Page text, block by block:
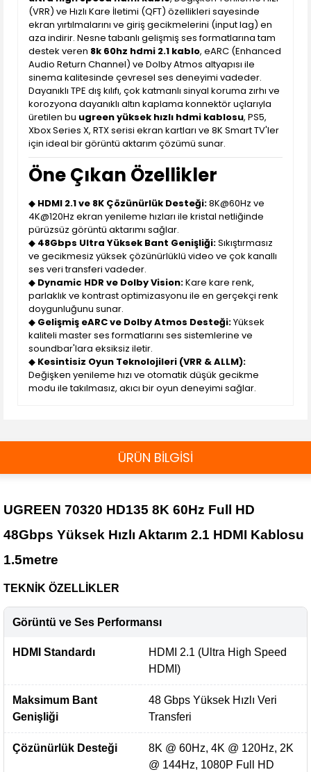
(VRR) ve Hızlı Kare İletimi (QFT) özellikleri sayesinde
ekran yırtılmalarını ve giriş gecikmelerini (input lag) en
aza indirir. Nesne tabanlı gelişmiş ses formatlarına tam
destek veren 8k 60hz hdmi 2.1 kablo, eARC (Enhanced
Audio Return Channel) ve Dolby Atmos altyapısı ile
sinema kalitesinde çevresel ses deneyimi vadeder.
Dayanıklı TPE dış kılıfı, çok katmanlı sinyal koruma zırhı ve
korozyona dayanıklı altın kaplama konnektör uçlarıyla
üretilen bu ugreen yüksek hızlı hdmi kablosu, PS5,
Xbox Series X, RTX serisi ekran kartları ve 8K Smart TV'ler
için ideal bir görüntü aktarım çözümü sunar.
Öne Çıkan Özellikler
◆ HDMI 2.1 ve 8K Çözünürlük Desteği:8K@60Hz ve
4K@120Hz ekran yenileme hızları ile kristal netliğinde
pürüzsüz görüntü aktarımı sağlar.
◆ 48Gbps Ultra Yüksek Bant Genişliği:Sıkıştırmasız
ve gecikmesiz yüksek çözünürlüklü video ve çok kanallı
ses veri transferi vadeder.
◆ Dynamic HDR ve Dolby Vision:Kare kare renk,
parlaklık ve kontrast optimizasyonu ile en gerçekçi renk
doygunluğunu sunar.
◆ Gelişmiş eARC ve Dolby Atmos Desteği:Yüksek
kaliteli master ses formatlarını ses sistemlerine ve
soundbar'lara eksiksiz iletir.
◆ Kesintisiz Oyun Teknolojileri (VRR & ALLM):
Değişken yenileme hızı ve otomatik düşük gecikme
modu ile takılmasız, akıcı bir oyun deneyimi sağlar.
ÜRÜN BİLGİSİ
UGREEN 70320 HD135 8K 60Hz Full HD
48Gbps Yüksek Hızlı Aktarım 2.1 HDMI Kablosu
1.5metre
TEKNİK ÖZELLİKLER
Görüntü ve Ses Performansı
HDMI Standardı
HDMI 2.1 (Ultra High Speed
HDMI)
Maksimum Bant
Genişliği
48 Gbps Yüksek Hızlı Veri
Transferi
Çözünürlük Desteği
8K @ 60Hz, 4K @ 120Hz, 2K
@ 144Hz, 1080P Full HD